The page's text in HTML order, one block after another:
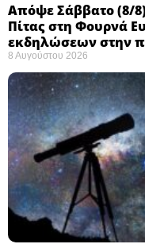
Απόψε Σάββατο (8/
Πίτας στη Φουρνά
εκδηλώσεων στην
8 Αυγούστου 2026